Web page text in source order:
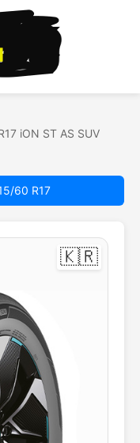
iON ST AS SUV
60 R17
🇰🇷